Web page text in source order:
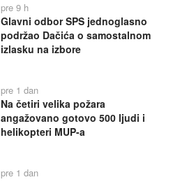
pre 9 h
Glavni odbor SPS jednoglasno
podržao Dačića o samostalnom
izlasku na izbore
pre 1 dan
Na četiri velika požara
angažovano gotovo 500 ljudi i
helikopteri MUP-a
pre 1 dan